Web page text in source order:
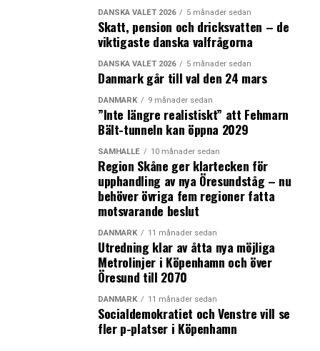
DANSKA VALET 2026 5 månader sedan
Skatt, pension och dricksvatten – de
viktigaste danska valfrågorna
DANSKA VALET 2026 5 månader sedan
Danmark går till val den 24 mars
DANMARK 9 månader sedan
”Inte längre realistiskt” att Fehmarn
Bält-tunneln kan öppna 2029
SAMHÄLLE 10 månader sedan
Region Skåne ger klartecken för
upphandling av nya Öresundståg – nu
behöver övriga fem regioner fatta
motsvarande beslut
DANMARK 11 månader sedan
Utredning klar av åtta nya möjliga
Metrolinjer i Köpenhamn och över
Öresund till 2070
DANMARK 11 månader sedan
Socialdemokratiet och Venstre vill se
fler p-platser i Köpenhamn